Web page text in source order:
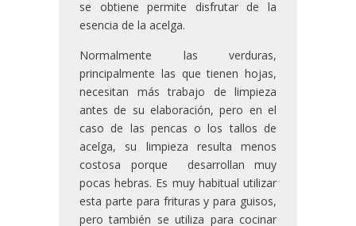
se obtiene permite disfrutar de la
esencia de la acelga.
Normalmente las verduras,
principalmente las que tienen hojas,
necesitan más trabajo de limpieza
antes de su elaboración, pero en el
caso de las pencas o los tallos de
acelga, su limpieza resulta menos
costosa porque desarrollan muy
pocas hebras. Es muy habitual utilizar
esta parte para frituras y para guisos,
pero también se utiliza para cocinar